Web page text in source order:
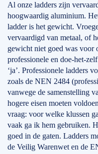
Al onze ladders zijn
hoogwaardig aluminium.
ladder is het gewicht.
vervaardigd van metaal, of
gewicht niet goed was voor
professionele en doe-het-
‘ja’. Professionele ladders
zoals de NEN 2484
vanwege de samenstelling
hogere eisen moeten
vraag: voor welke klussen
vaak ga ik hem gebruiken.
goed in de gaten. Ladders
de Veilig Warenwet en de